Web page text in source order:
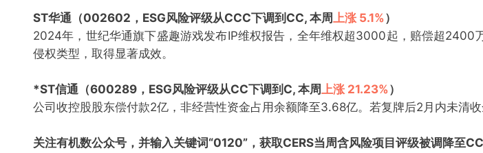
ST华通（002602，ESG风险评级从CCC下调到CC, 本周 上涨 5.1%）
2024年，世纪华通旗下盛趣游戏发布IP维权报告，全年维权超3000起，赔偿超
侵权类型，取得显著成效。
*ST信通（600289，ESG风险评级从CC下调到C, 本周 上涨 21.23%）
公司收控股股东偿付款2亿，非经营性资金占用余额降至3.68亿。若复牌后2月内未清收
关注有机数公众号，并输入关键词“0120”，获取CERS当周含风险项目评级被调降至